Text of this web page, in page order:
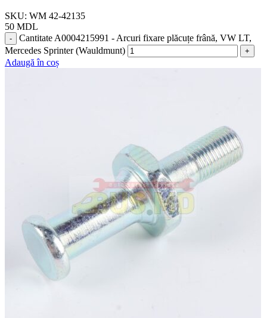
SKU: WM 42-42135
50 MDL
Cantitate A0004215991 - Arcuri fixare plăcuțe frână, VW LT,
Mercedes Sprinter (Wauldmunt)
Adaugă în coș